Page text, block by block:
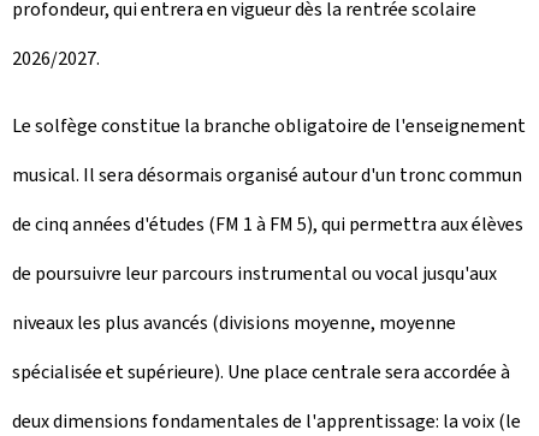
profondeur, qui entrera en vigueur dès la rentrée scolaire
2026/2027.
Le solfège constitue la branche obligatoire de l'enseignement
musical. Il sera désormais organisé autour d'un tronc commun
de cinq années d'études (FM 1 à FM 5), qui permettra aux élèves
de poursuivre leur parcours instrumental ou vocal jusqu'aux
niveaux les plus avancés (divisions moyenne, moyenne
spécialisée et supérieure). Une place centrale sera accordée à
deux dimensions fondamentales de l'apprentissage: la voix (le